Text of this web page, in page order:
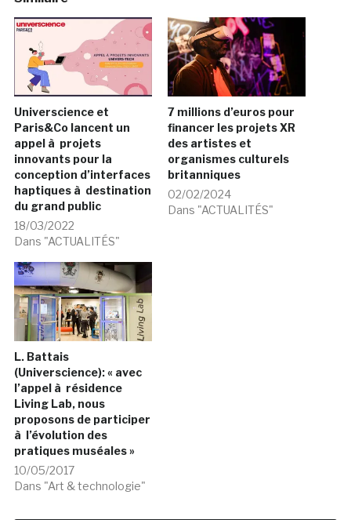
Universcience et
Paris&Co lancent un
appel à projets
innovants pour la
conception d’interfaces
haptiques à destination
du grand public
18/03/2022
Dans "ACTUALITÉS"
7 millions d’euros pour
financer les projets XR
des artistes et
organismes culturels
britanniques
02/02/2024
Dans "ACTUALITÉS"
L. Battais
(Universcience): « avec
l’appel à résidence
Living Lab, nous
proposons de participer
à l’évolution des
pratiques muséales »
10/05/2017
Dans "Art & technologie"